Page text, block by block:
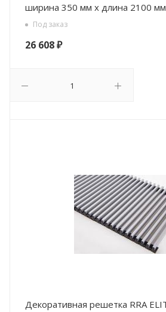
ширина 350 мм х длина 2100 мм
Под заказ
26 608₽
Декоративная решетка RRA ELIT 350-2100 цвет